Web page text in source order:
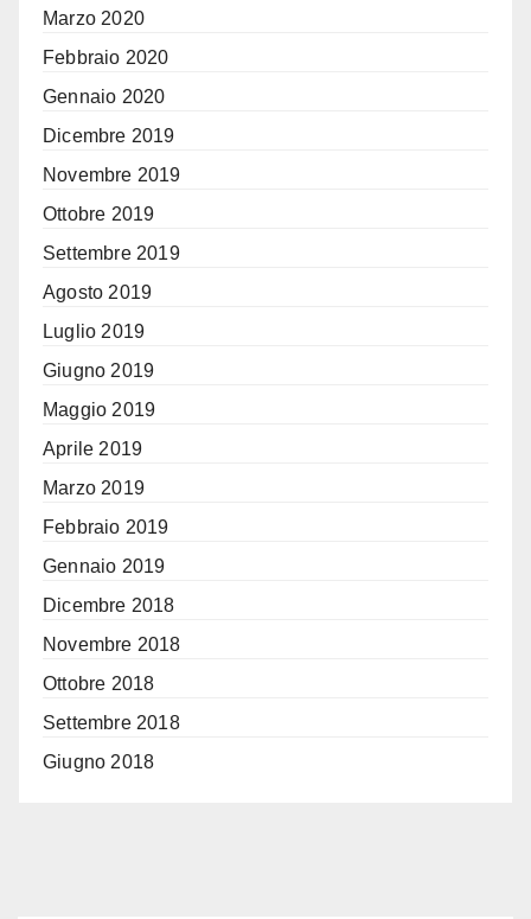
Marzo 2020
Febbraio 2020
Gennaio 2020
Dicembre 2019
Novembre 2019
Ottobre 2019
Settembre 2019
Agosto 2019
Luglio 2019
Giugno 2019
Maggio 2019
Aprile 2019
Marzo 2019
Febbraio 2019
Gennaio 2019
Dicembre 2018
Novembre 2018
Ottobre 2018
Settembre 2018
Giugno 2018